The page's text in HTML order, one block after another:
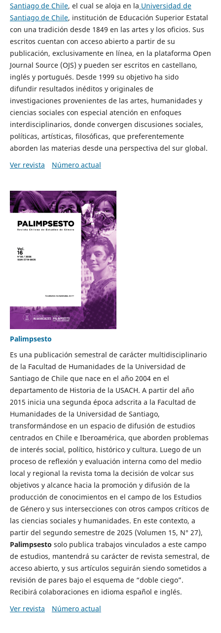
Santiago de Chile, el cual se aloja en la Universidad de
Santiago de Chile, institución de Educación Superior Estatal
con una tradición desde 1849 en las artes y los oficios. Sus
escritos cuentan con acceso abierto a partir de su
publicación, exclusivamente en línea, en la plataforma Open
Journal Source (OJS) y pueden ser escritos en castellano,
inglés y portugués. Desde 1999 su objetivo ha sido
difundir resultados inéditos y originales de
investigaciones provenientes de las artes, humanidades y
ciencias sociales con especial atención en enfoques
interdisciplinarios, donde convergen discusiones sociales,
políticas, artísticas, filosóficas, que preferentemente
aborden las materias desde una perspectiva del sur global.
Ver revista
Número actual
Palimpsesto
Es una publicación semestral de carácter multidisciplinario
de la Facultad de Humanidades de la Universidad de
Santiago de Chile que nace en el año 2004 en el
departamento de Historia de la USACH. A partir del año
2015 inicia una segunda época adscrita a la Facultad de
Humanidades de la Universidad de Santiago,
transformándose en un espacio de difusión de estudios
centrados en Chile e Iberoamérica, que aborden problemas
de interés social, político, histórico y cultura. Luego de un
proceso de reflexión y evaluación interna como del medio
local y regional la revista toma la decisión de volcar sus
objetivos y alcance hacia la promoción y difusión de la
producción de conocimientos en el campo de los Estudios
de Género y sus intersecciones con otros campos críticos de
las ciencias sociales y humanidades. En este contexto, a
partir del segundo semestre de 2025 (Volumen 15, N° 27),
Palimpsesto solo publica trabajos vinculados a este campo
de estudios, mantendrá su carácter de revista semestral, de
acceso abierto, y sus artículos seguirán siendo sometidos a
revisión de pares bajo el esquema de “doble ciego”.
Recibirá colaboraciones en idioma español e inglés.
Ver revista
Número actual